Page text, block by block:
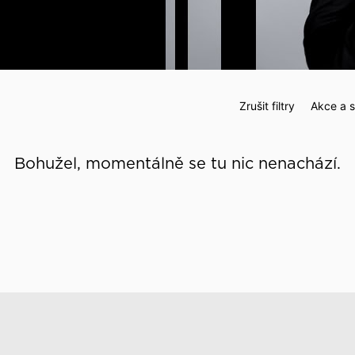
Akce a
Zrušit filtry
Bohužel, momentálně se tu nic nenachází.